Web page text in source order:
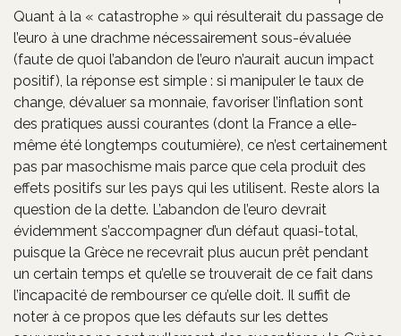
Quant à la « catastrophe » qui résulterait du passage de
l’euro à une drachme nécessairement sous-évaluée
(faute de quoi l’abandon de l’euro n’aurait aucun impact
positif), la réponse est simple : si manipuler le taux de
change, dévaluer sa monnaie, favoriser l’inflation sont
des pratiques aussi courantes (dont la France a elle-
même été longtemps coutumière), ce n’est certainement
pas par masochisme mais parce que cela produit des
effets positifs sur les pays qui les utilisent. Reste alors la
question de la dette. L’abandon de l’euro devrait
évidemment s’accompagner d’un défaut quasi-total,
puisque la Grèce ne recevrait plus aucun prêt pendant
un certain temps et qu’elle se trouverait de ce fait dans
l’incapacité de rembourser ce qu’elle doit. Il suffit de
noter à ce propos que les défauts sur les dettes